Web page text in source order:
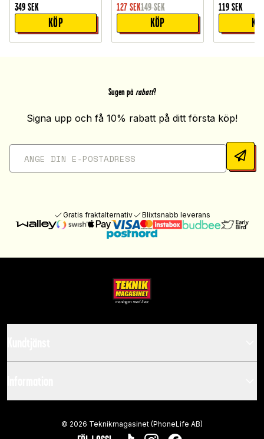
349 SEK
KÖP
127 SEK149 SEK
KÖP
119 SEK
Sugen på rabatt?
Signa upp och få 10% rabatt på ditt första köp!
Gratis fraktalternativ Blixtsnabb leverans
© 2026 Teknikmagasinet (PhoneLife AB)